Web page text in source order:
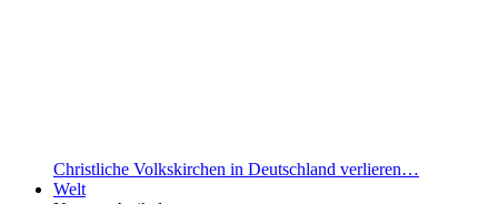
Christliche Volkskirchen in Deutschland verlieren…
Welt